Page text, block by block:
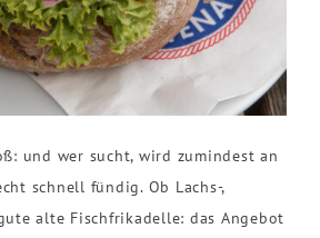
und wer sucht, wird zumindest an
schnell fündig. Ob Lachs-,
alte Fischfrikadelle: das Angebot